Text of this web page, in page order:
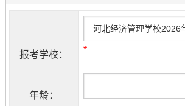
报考学校： *
年龄：